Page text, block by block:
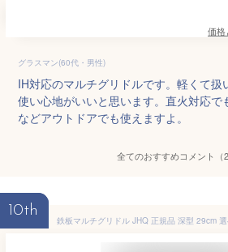
価格
グラスマン(60代・男性)
IH対応のマルチグリドルです。軽くて扱
使い心地がいいと思います。直火対応で
などアウトドアでも使えますよ。
全てのおすすめコメント（2
10th